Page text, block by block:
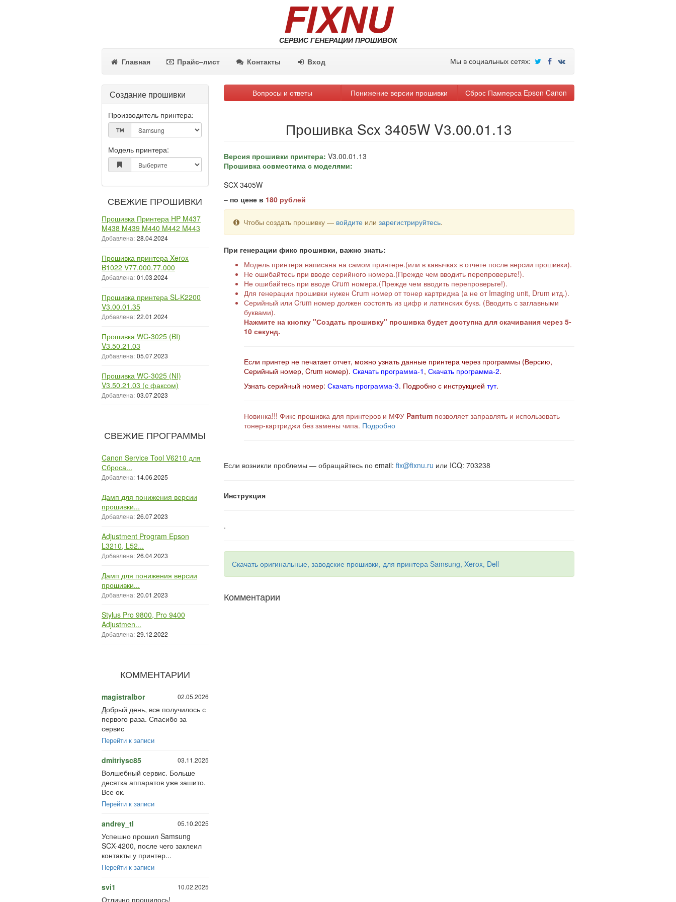
FIXNU
СЕРВИС ГЕНЕРАЦИИ ПРОШИВОК
Главная Прайс–лист Контакты Вход Мы в социальных сетях:
Создание прошивки
Производитель принтера:
Модель принтера:
СВЕЖИЕ ПРОШИВКИ
Прошивка Принтера HP M437
M438 M439 M440 M442 M443
Добавлена: 28.04.2024
Прошивка принтера Xerox
B1022 V77.000.77.000
Добавлена: 01.03.2024
Прошивка принтера SL-K2200
V3.00.01.35
Добавлена: 22.01.2024
Прошивка WC-3025 (BI)
V3.50.21.03
Добавлена: 05.07.2023
Прошивка WC-3025 (NI)
V3.50.21.03 (с факсом)
Добавлена: 03.07.2023
СВЕЖИЕ ПРОГРАММЫ
Canon Service Tool V6210 для
Сброса...
Добавлена: 14.06.2025
Дамп для понижения версии
прошивки...
Добавлена: 26.07.2023
Adjustment Program Epson
L3210, L52...
Добавлена: 26.04.2023
Дамп для понижения версии
прошивки...
Добавлена: 20.01.2023
Stylus Pro 9800, Pro 9400
Adjustmen...
Добавлена: 29.12.2022
КОММЕНТАРИИ
magistralbor 02.05.2026
Добрый день, все получилось с
первого раза. Спасибо за
сервис
Перейти к записи
dmitriysc85 03.11.2025
Волшебный сервис. Больше
десятка аппаратов уже зашито.
Все ок.
Перейти к записи
andrey_tl 05.10.2025
Успешно прошил Samsung
SCX-4200, после чего заклеил
контакты у принтер...
Перейти к записи
svi1 10.02.2025
Отлично прошилось!
Вопросы и ответы Понижение версии прошивки Сброс Памперса Epson Canon
Прошивка Scx 3405W V3.00.01.13
Версия прошивки принтера: V3.00.01.13
Прошивка совместима с моделями:
SCX-3405W
– по цене в 180 рублей
Чтобы создать прошивку — войдите илизарегистрируйтесь.
При генерации фикс прошивки, важно знать:
Модель принтера написана на самом принтере.(или в кавычках в отчете после версии прошивки).
Не ошибайтесь при вводе серийного номера.(Прежде чем вводить перепроверьте!).
Не ошибайтесь при вводе Crum номера.(Прежде чем вводить перепроверьте!).
Для генерации прошивки нужен Crum номер от тонер картриджа (а не от Imaging unit, Drum итд.).
Серийный или Crum номер должен состоять из цифр и латинских букв. (Вводить с заглавными
буквами).
Нажмите на кнопку "Создать прошивку" прошивка будет доступна для скачивания через 5-
10 секунд.
Если принтер не печатает отчет, можно узнать данные принтера через программы (Версию,
Серийный номер, Crum номер). Скачать программа-1 , Скачать программа-2.
Узнать серийный номер: Скачать программа-3. Подробно с инструкцией тут.
Новинка!!! Фикс прошивка для принтеров и МФУ Pantumпозволяет заправлять и использовать
тонер-картриджи без замены чипа. Подробно
Если возникли проблемы — обращайтесь по email: fix@fixnu.ru или ICQ: 703238
Инструкция
.
Скачать оригинальные, заводские прошивки, для принтера Samsung, Xerox, Dell
Комментарии